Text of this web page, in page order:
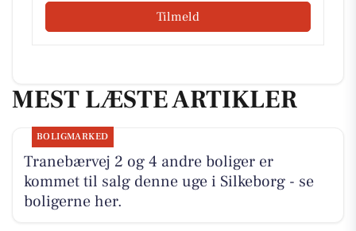
Tilmeld
MEST LÆSTE ARTIKLER
BOLIGMARKED
Tranebærvej 2 og 4 andre boliger er
kommet til salg denne uge i Silkeborg - se
boligerne her.